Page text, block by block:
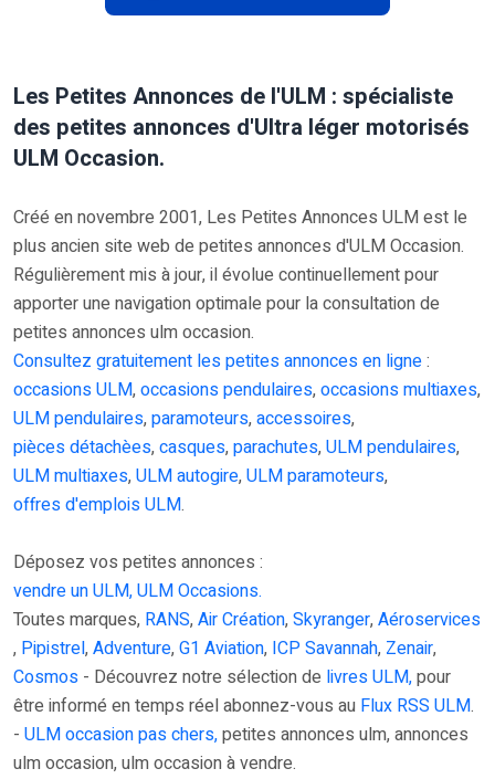
Les Petites Annonces de l'ULM : spécialiste
des petites annonces d'Ultra léger motorisés
ULM Occasion.
Créé en novembre 2001, Les Petites Annonces ULM est le
plus ancien site web de petites annonces d'ULM Occasion.
Régulièrement mis à jour, il évolue continuellement pour
apporter une navigation optimale pour la consultation de
petites annonces ulm occasion.
Consultez gratuitement les petites annonces en ligne:
occasions ULM,occasions pendulaires,occasions multiaxes,
ULM pendulaires,paramoteurs,accessoires,
pièces détachèes,casques,parachutes,ULM pendulaires,
ULM multiaxes,ULM autogire,ULM paramoteurs,
offres d'emplois ULM.
Déposez vos petites annonces :
vendre un ULM, ULM Occasions.
Toutes marques, RANS,Air Création,Skyranger,Aéroservices
, Pipistrel,Adventure,G1 Aviation, ICP Savannah, Zenair,
Cosmos - Découvrez notre sélection de livres ULM,pour
être informé en temps réel abonnez-vous au Flux RSS ULM.
- ULM occasion pas chers,petites annonces ulm, annonces
ulm occasion, ulm occasion à vendre.